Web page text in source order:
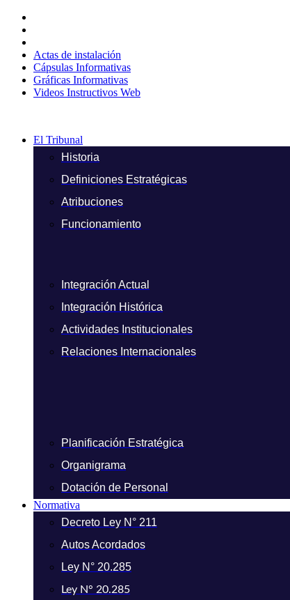
contenido
Actas de instalación
Cápsulas Informativas
Gráficas Informativas
Videos Instructivos Web
El Tribunal
Historia
Definiciones Estratégicas
Atribuciones
Funcionamiento
Integración Actual
Integración Histórica
Actividades Institucionales
Relaciones Internacionales
Planificación Estratégica
Organigrama
Dotación de Personal
Normativa
Decreto Ley N° 211
Autos Acordados
Ley N° 20.285
Ley N° 20.285